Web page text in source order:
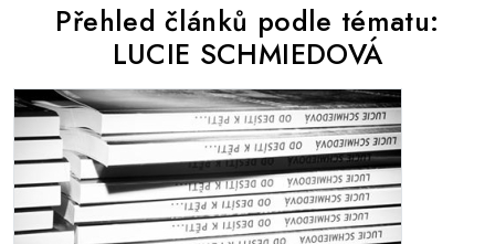
Přehled článků podle tématu:
LUCIE SCHMIEDOVÁ